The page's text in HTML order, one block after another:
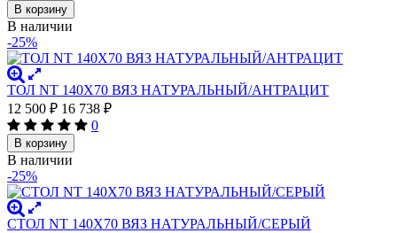
В корзину
В наличии
-25%
ТОЛ NT 140X70 ВЯЗ НАТУРАЛЬНЫЙ/АНТРАЦИТ
12 500 ₽ 16 738 ₽
0
В корзину
В наличии
-25%
СТОЛ NT 140X70 ВЯЗ НАТУРАЛЬНЫЙ/СЕРЫЙ